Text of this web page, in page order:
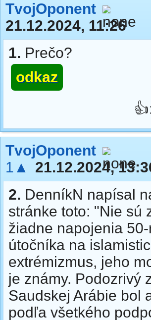
TvojOponent
21.12.2024, 11:26
1. Prečo?
odkaz
TvojOponent
1▲
21.12.2024,
2. DenníkN napísal
stránke toto: "Nie sú
žiadne napojenia
útočníka na
extrémizmus, jeho
je známy. Podozrivý
Saudskej Arábie bol
podľa všetkého